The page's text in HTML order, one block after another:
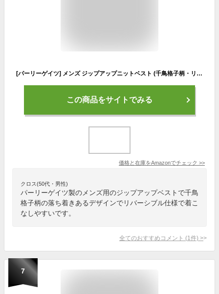
[パーリーゲイツ] メンズ ジップアップニットベスト (千鳥格子柄・リバーシブル仕様) / ゴルフ / 053-2273903 121_千鳥×ダークネイビー 6 [LL]
この商品をサイトでみる
価格と在庫をAmazonでチェック >>
クロス(50代・男性)
パーリーゲイツ製のメンズ用のジップアップベストで千鳥
格子柄の落ち着きあるデザインでリバーシブル仕様で着こ
なしやすいです。
全てのおすすめコメント (1 件) >
7